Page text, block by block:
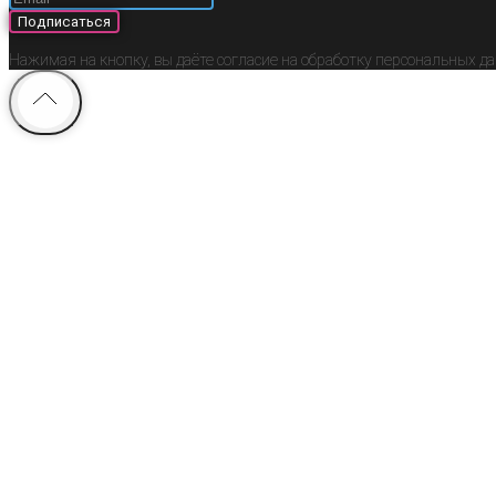
Подписаться
Нажимая на кнопку, вы даёте согласие на обработку персональных